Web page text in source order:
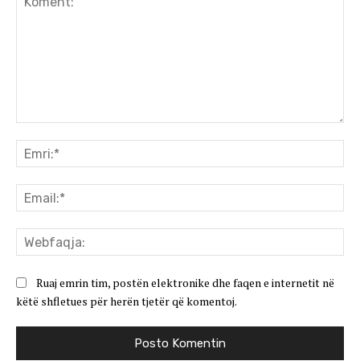
Ruaj emrin tim, postën elektronike dhe faqen e internetit në
këtë shfletues për herën tjetër që komentoj.